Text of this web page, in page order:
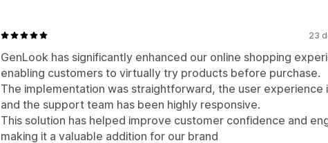
23
GenLook has significantly enhanced our online shopping
enabling customers to virtually try products before purchase.
The implementation was straightforward, the user experience
and the support team has been highly responsive.
This solution has helped improve customer confidence and
making it a valuable addition for our brand